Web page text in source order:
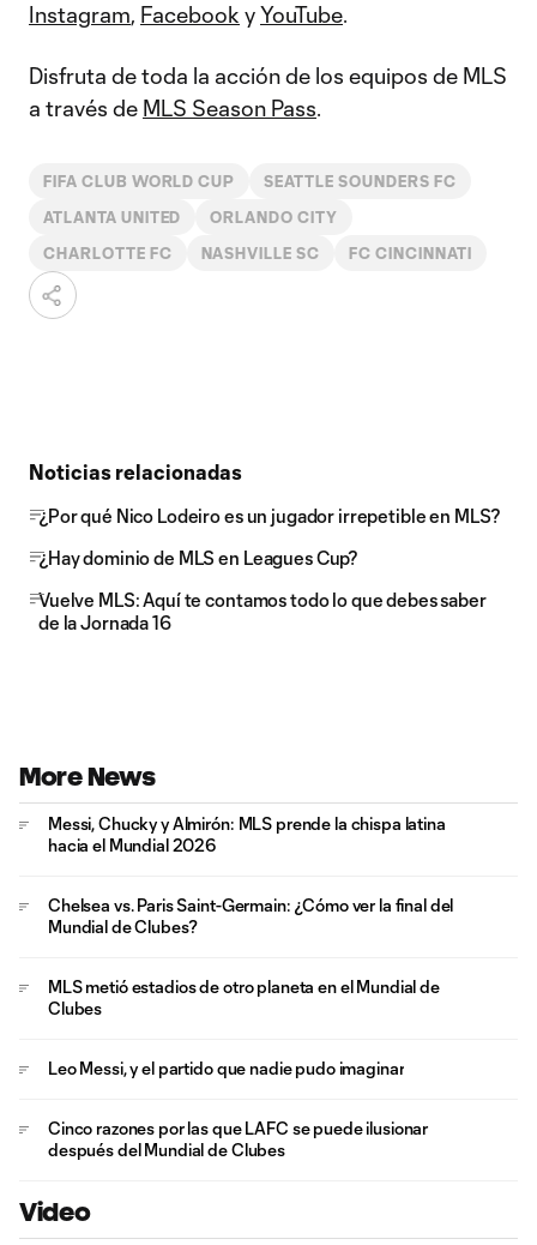
Instagram, Facebook yYouTube.
Disfruta de toda la acción de los equipos de MLS
a través de MLS Season Pass.
FIFA CLUB WORLD CUP SEATTLE SOUNDERS FC
ATLANTA UNITED ORLANDO CITY
CHARLOTTE FC NASHVILLE SC FC CINCINNATI
Noticias relacionadas
¿Por qué Nico Lodeiro es un jugador irrepetible en MLS?
¿Hay dominio de MLS en Leagues Cup?
Vuelve MLS: Aquí te contamos todo lo que debes saber
de la Jornada 16
More News
Messi, Chucky y Almirón: MLS prende la chispa latina
hacia el Mundial 2026
Chelsea vs. Paris Saint-Germain: ¿Cómo ver la final del
Mundial de Clubes?
MLS metió estadios de otro planeta en el Mundial de
Clubes
Leo Messi, y el partido que nadie pudo imaginar
Cinco razones por las que LAFC se puede ilusionar
después del Mundial de Clubes
Video